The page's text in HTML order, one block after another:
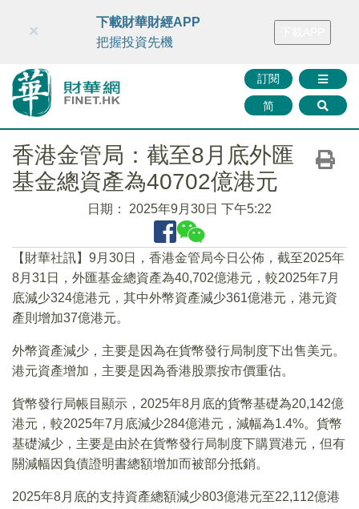
財華智庫網 FINTV FINMETA 財華證券 媒體矩陣
訂閱
简
×
下載財華財經APP
把握投資先機
香港金管局：截至8月底外匯
基金總資產為40702億港元
日期： 2025年9月30日 下午5:22
【財華社訊】9月30日，香港金管局今日公佈，截至2025年
8月31日，外匯基金總資產為40,702億港元，較2025年7月
底減少324億港元，其中外幣資產減少361億港元，港元資
產則增加37億港元。
外幣資產減少，主要是因為在貨幣發行局制度下出售美元。
港元資產增加，主要是因為香港股票按市價重估。
貨幣發行局帳目顯示，2025年8月底的貨幣基礎為20,142億
港元，較2025年7月底減少284億港元，減幅為1.4%。貨幣
基礎減少，主要是由於在貨幣發行局制度下購買港元，但有
關減幅因負債證明書總額增加而被部分抵銷。
2025年8月底的支持資產總額減少803億港元至22,112億港